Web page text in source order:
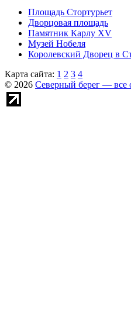
Площадь Стортурьет
Дворцовая площадь
Памятник Карлу XV
Музей Нобеля
Королевский Дворец в
Карта сайта: 1 2 3 4
© 2026 Северный берег —